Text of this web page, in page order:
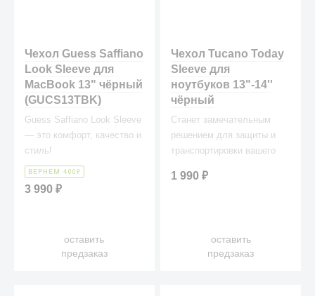
Чехол Guess Saffiano
Look Sleeve для
MacBook 13" чёрный
(GUCS13TBK)
Guess Saffiano Look Sleeve
— это комфорт, качество и
стиль!
ВЕРНЕМ 400 ₽
3 990₽
оставить
предзаказ
Чехол Tucano Today
Sleeve для
ноутбуков 13"-14''
чёрный
Станет замечательным
решением для защиты и
транспортировки вашего
1 990₽
оставить
предзаказ